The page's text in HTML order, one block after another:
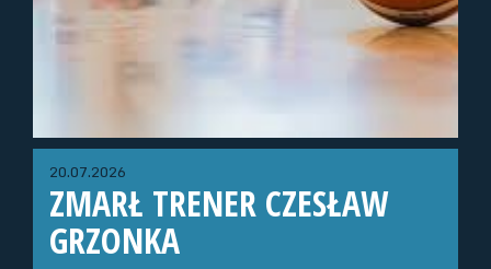
20.07.2026
ZMARŁ TRENER CZESŁAW
GRZONKA